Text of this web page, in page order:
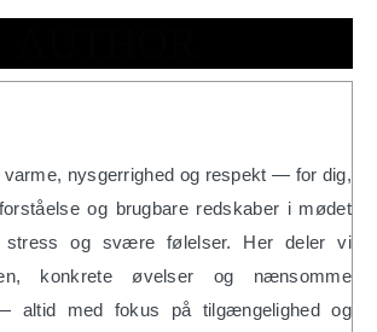
nysgerrighed og respekt — for dig,
og brugbare redskaber i mødet
stress og svære følelser. Her deler vi
konkrete øvelser og nænsomme
altid med fokus på tilgængelighed og